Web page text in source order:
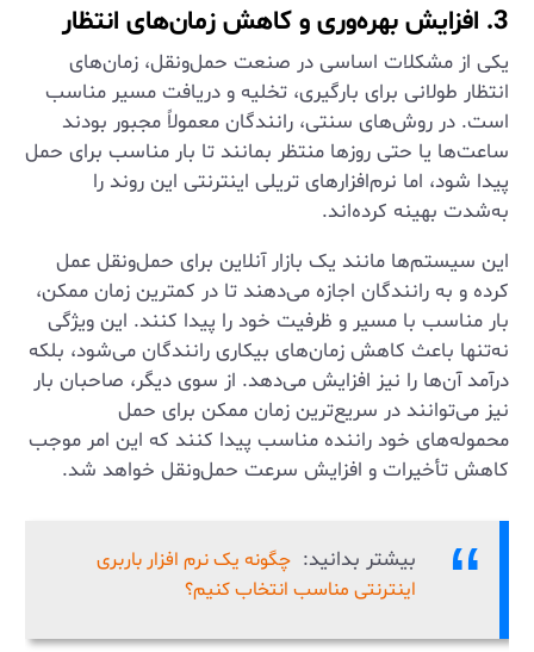
3. افزایش بهره‌وری و کاهش زمان‌های انتظار
یکی از مشکلات اساسی در صنعت حمل‌ونقل، زمان‌های
انتظار طولانی برای بارگیری، تخلیه و دریافت مسیر مناسب
است. در روش‌های سنتی، رانندگان معمولاً مجبور بودند
ساعت‌ها یا حتی روزها منتظر بمانند تا بار مناسب برای حمل
پیدا شود، اما نرم‌افزارهای تریلی اینترنتی این روند را
به‌شدت بهینه کرده‌اند.
این سیستم‌ها مانند یک بازار آنلاین برای حمل‌ونقل عمل
کرده و به رانندگان اجازه می‌دهند تا در کمترین زمان ممکن،
بار مناسب با مسیر و ظرفیت خود را پیدا کنند. این ویژگی
نه‌تنها باعث کاهش زمان‌های بیکاری رانندگان می‌شود، بلکه
درآمد آن‌ها را نیز افزایش می‌دهد. از سوی دیگر، صاحبان بار
نیز می‌توانند در سریع‌ترین زمان ممکن برای حمل
محموله‌های خود راننده مناسب پیدا کنند که این امر موجب
کاهش تأخیرات و افزایش سرعت حمل‌ونقل خواهد شد.
بیشتر بدانید: چگونه یک نرم افزار باربری
اینترنتی مناسب انتخاب کنیم؟